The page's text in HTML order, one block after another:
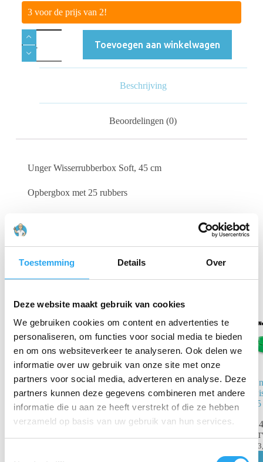
Toestemming Details Over
Deze website maakt gebruik van cookies
We gebruiken cookies om content en advertenties te
personaliseren, om functies voor social media te bieden
en om ons websiteverkeer te analyseren. Ook delen we
informatie over uw gebruik van onze site met onze
partners voor social media, adverteren en analyse. Deze
partners kunnen deze gegevens combineren met andere
informatie die u aan ze heeft verstrekt of die ze hebben
verzameld op basis van uw gebruik van hun services.
3 voor de prijs van 2!
Toevoegen aan winkelwagen
Beschrijving
Beoordelingen (0)
Unger Wisserrubberbox Soft, 45 cm
Opbergbox met 25 rubbers
Gerelateerde producten
Unger
Wisserrubber In
Box, Hard, 45